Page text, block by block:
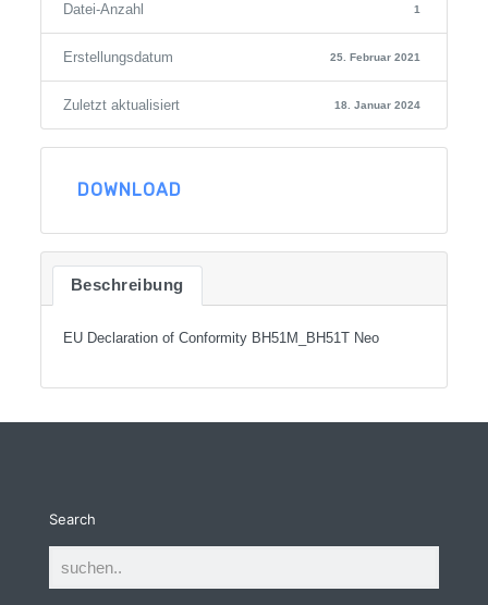
Datei-Anzahl 1
Erstellungsdatum 25. Februar 2021
Zuletzt aktualisiert 18. Januar 2024
DOWNLOAD
Beschreibung
EU Declaration of Conformity BH51M_BH51T Neo
Search